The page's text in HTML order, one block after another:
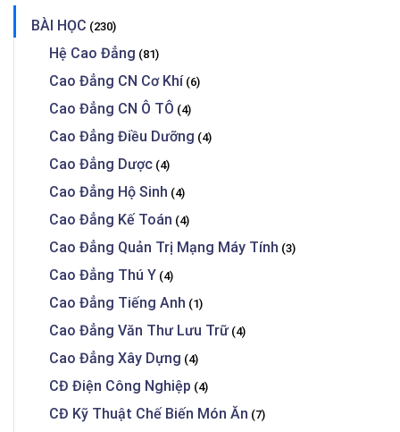
BÀI HỌC (230)
Hệ Cao Đẳng (81)
Cao Đẳng CN Cơ Khí (6)
Cao Đẳng CN Ô TÔ (4)
Cao Đẳng Điều Dưỡng (4)
Cao Đẳng Dược (4)
Cao Đẳng Hộ Sinh (4)
Cao Đẳng Kế Toán (4)
Cao Đẳng Quản Trị Mạng Máy Tính (3)
Cao Đẳng Thú Y (4)
Cao Đẳng Tiếng Anh (1)
Cao Đẳng Văn Thư Lưu Trữ(4)
Cao Đẳng Xây Dựng (4)
CĐ Điện Công Nghiệp (4)
CĐ Kỹ Thuật Chế Biến Món Ăn (7)